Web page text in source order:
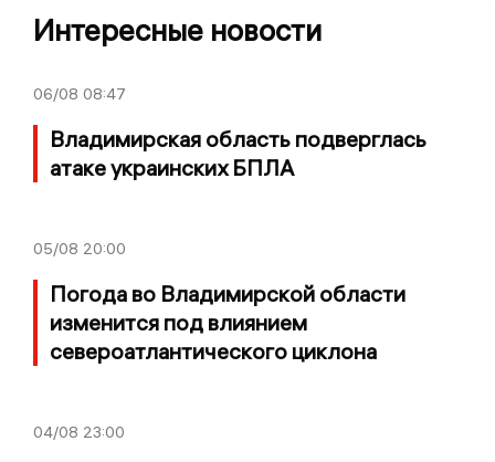
Интересные новости
06/08 08:47
Владимирская область подверглась
атаке украинских БПЛА
05/08 20:00
Погода во Владимирской области
изменится под влиянием
североатлантического циклона
04/08 23:00